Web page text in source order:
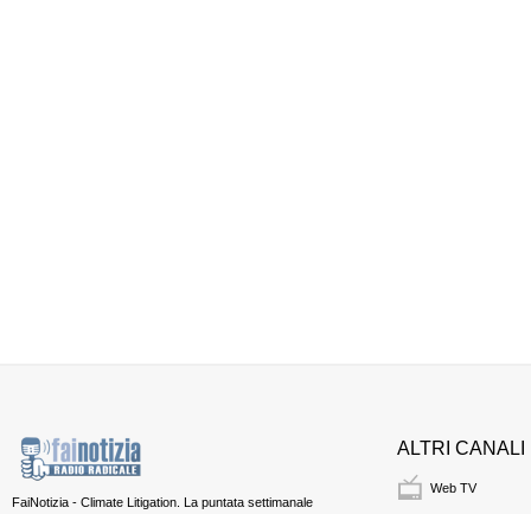
FaiNotizia - Climate Litigation. La puntata settimanale
ALTRI CANALI
Web TV